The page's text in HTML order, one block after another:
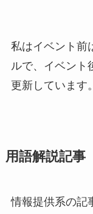
私はイベント前
ルで、イベント
更新しています。
用語解説記事
情報提供系の記